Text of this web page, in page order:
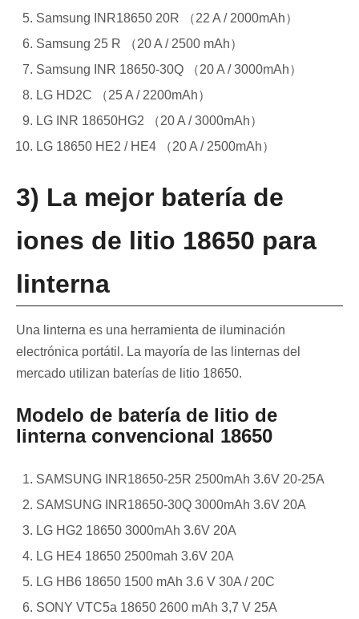
Samsung INR18650 20R （22 A / 2000mAh）
Samsung 25 R （20 A / 2500 mAh）
Samsung INR 18650-30Q （20 A / 3000mAh）
LG HD2C （25 A / 2200mAh）
LG INR 18650HG2 （20 A / 3000mAh）
LG 18650 HE2 / HE4 （20 A / 2500mAh）
3) La mejor batería de
iones de litio 18650 para
linterna
Una linterna es una herramienta de iluminación
electrónica portátil. La mayoría de las linternas del
mercado utilizan baterías de litio 18650.
Modelo de batería de litio de
linterna convencional 18650
SAMSUNG INR18650-25R 2500mAh 3.6V 20-25A
SAMSUNG INR18650-30Q 3000mAh 3.6V 20A
LG HG2 18650 3000mAh 3.6V 20A
LG HE4 18650 2500mah 3.6V 20A
LG HB6 18650 1500 mAh 3.6 V 30A / 20C
SONY VTC5a 18650 2600 mAh 3,7 V 25A